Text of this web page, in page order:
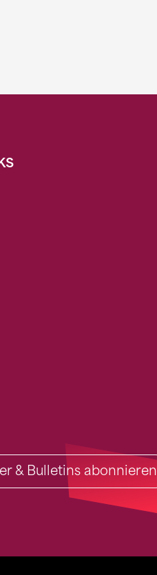
& Bulletins abonnieren